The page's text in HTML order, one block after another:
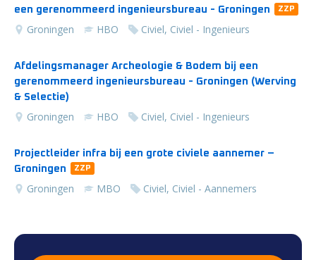
een gerenommeerd ingenieursbureau - Groningen
ZZP
Groningen HBO Civiel, Civiel - Ingenieurs
Afdelingsmanager Archeologie & Bodem bij een
gerenommeerd ingenieursbureau - Groningen (Werving
& Selectie)
Groningen HBO Civiel, Civiel - Ingenieurs
Projectleider infra bij een grote civiele aannemer –
Groningen
ZZP
Groningen MBO Civiel, Civiel - Aannemers